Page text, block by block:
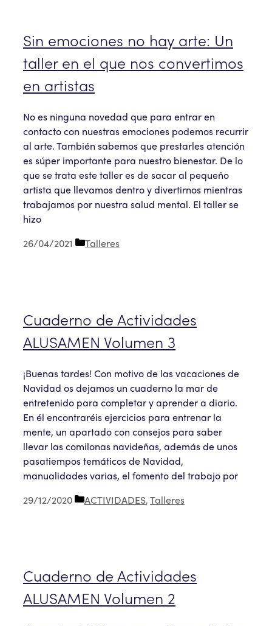
Sin emociones no hay arte: Un
taller en el que nos convertimos
en artistas
No es ninguna novedad que para entrar en
contacto con nuestras emociones podemos recurrir
al arte. También sabemos que prestarles atención
es súper importante para nuestro bienestar. De lo
que se trata este taller es de sacar al pequeño
artista que llevamos dentro y divertirnos mientras
trabajamos por nuestra salud mental. El taller se
hizo
26/04/2021
Categorías
Talleres
Cuaderno de Actividades
ALUSAMEN Volumen 3
¡Buenas tardes! Con motivo de las vacaciones de
Navidad os dejamos un cuaderno la mar de
entretenido para completar y aprender a diario.
En él encontraréis ejercicios para entrenar la
mente, un apartado con consejos para saber
llevar las comilonas navideñas, además de unos
pasatiempos temáticos de Navidad,
manualidades varias, el fomento del trabajo por
29/12/2020
Categorías
ACTIVIDADES,Talleres
Cuaderno de Actividades
ALUSAMEN Volumen 2